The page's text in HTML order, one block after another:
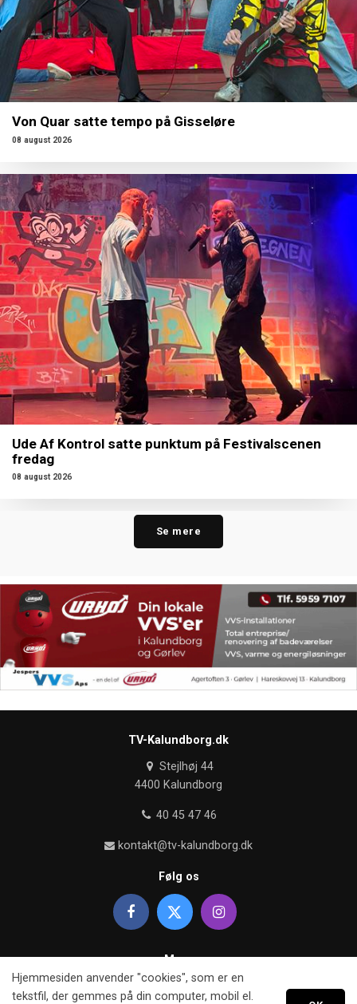
Von Quar satte tempo på Gisseløre
08 august 2026
Ude Af Kontrol satte punktum på Festivalscenen
fredag
08 august 2026
Se mere
TV-Kalundborg.dk
Stejlhøj 44
4400 Kalundborg
40 45 47 46
kontakt@tv-kalundborg.dk
Følg os
Mere
Om TV kalundborg
Hjemmesiden anvender "cookies", som er en
tekstfil, der gemmes på din computer, mobil el.